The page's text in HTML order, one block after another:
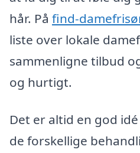
hår. På find-
liste over lokale
sammenligne tilbud
og hurtigt.
Det er altid en god
de forskellige